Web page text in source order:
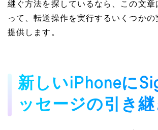
継ぐ方法を探しているなら、この文章
って、転送操作を実行するいくつかの
提供します。
新しいiPhoneに
ッセージの引き